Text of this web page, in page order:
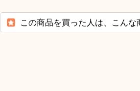
この商品を買った人は、こん